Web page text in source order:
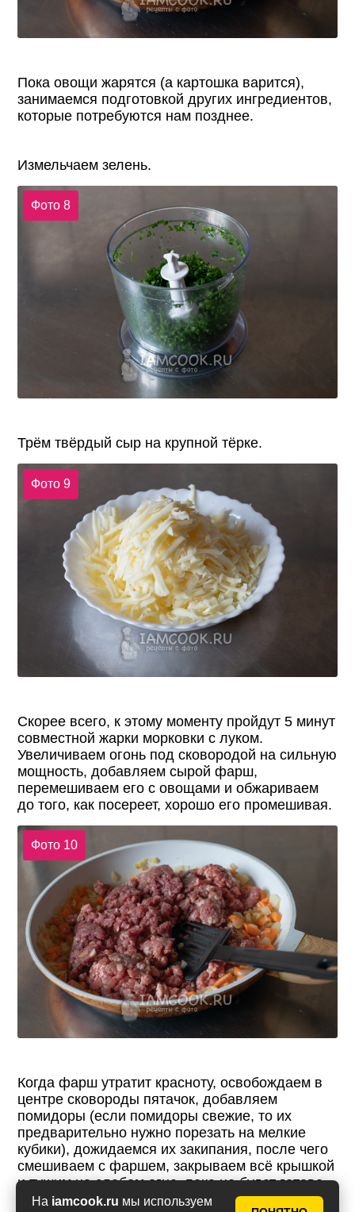
На iamcook.ru мы используем
Пока овощи жарятся (а картошка варится),
занимаемся подготовкой других ингредиентов,
которые потребуются нам позднее.
Измельчаем зелень.
Фото 8
Трём твёрдый сыр на крупной тёрке.
Фото 9
Скорее всего, к этому моменту пройдут 5 минут
совместной жарки морковки с луком.
Увеличиваем огонь под сковородой на сильную
мощность, добавляем сырой фарш,
перемешиваем его с овощами и обжариваем
до того, как посереет, хорошо его промешивая.
Фото 10
Когда фарш утратит красноту, освобождаем в
центре сковороды пятачок, добавляем
помидоры (если помидоры свежие, то их
предварительно нужно порезать на мелкие
кубики), дожидаемся их закипания, после чего
смешиваем с фаршем, закрываем всё крышкой
и тушим на слабом огне, пока не будет готово
всё остальное.